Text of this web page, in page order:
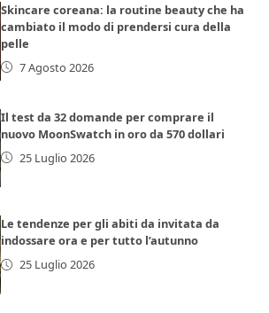
Skincare coreana: la routine beauty che ha
cambiato il modo di prendersi cura della
pelle
7 Agosto 2026
Il test da 32 domande per comprare il
nuovo MoonSwatch in oro da 570 dollari
25 Luglio 2026
Le tendenze per gli abiti da invitata da
indossare ora e per tutto l’autunno
25 Luglio 2026